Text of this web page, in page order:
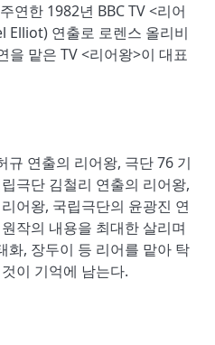
한 1982년 BBC TV <리어
Elliot) 연출로 로렌스 올리비
맡은 TV <리어왕>이 대표
규 연출의 리어왕, 극단 76 기
극단 김철리 연출의 리어왕,
어왕, 국립극단의 윤광진 연
작의 내용을 최대한 살리며
화, 장두이 등 리어를 맡아 탁
이 기억에 남는다.